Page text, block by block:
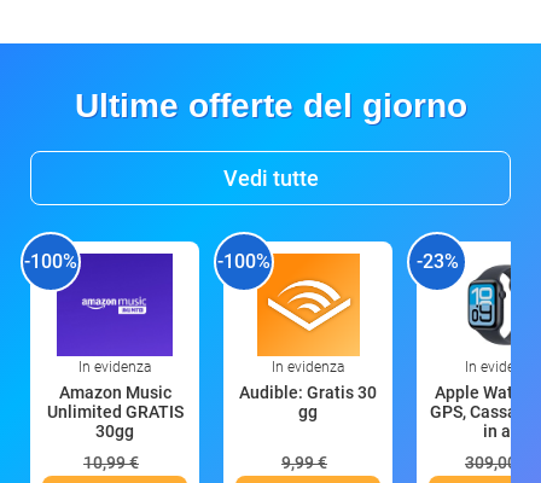
Ultime offerte del giorno
Vedi tutte
-100%
In evidenza
Amazon Music
Unlimited GRATIS
30gg
10,99 €
-100%
In evidenza
Audible: Gratis 30
gg
9,99 €
-23%
In evidenza
Apple Watch
GPS, Cassa
in all
309,00 €